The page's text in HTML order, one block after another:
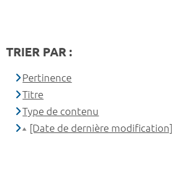
TRIER PAR :
Pertinence
Titre
Type de contenu
[Date de dernière modification]